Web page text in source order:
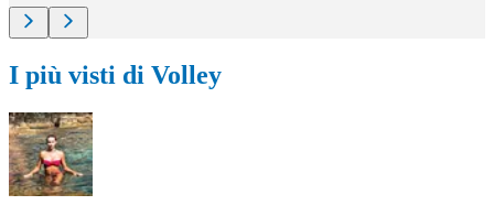
I più visti di Volley